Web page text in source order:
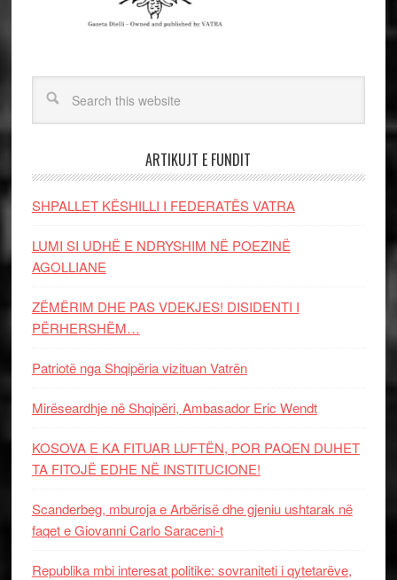
ARTIKUJT E FUNDIT
SHPALLET KËSHILLI I FEDERATËS VATRA
LUMI SI UDHË E NDRYSHIM NË POEZINË
AGOLLIANE
ZËMËRIM DHE PAS VDEKJES! DISIDENTI I
PËRHERSHËM…
Patriotë nga Shqipëria vizituan Vatrën
Mirëseardhje në Shqipëri, Ambasador Eric Wendt
KOSOVA E KA FITUAR LUFTËN, POR PAQEN DUHET
TA FITOJË EDHE NË INSTITUCIONE!
Scanderbeg, mburoja e Arbërisë dhe gjeniu ushtarak në
faqet e Giovanni Carlo Saraceni-t
Republika mbi interesat politike: sovraniteti i qytetarëve,